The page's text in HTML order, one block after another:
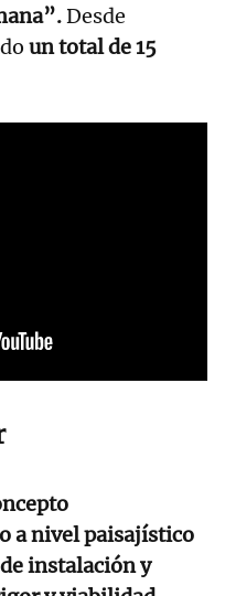
Desde
un total de 15
a nivel paisajístico
instalación y